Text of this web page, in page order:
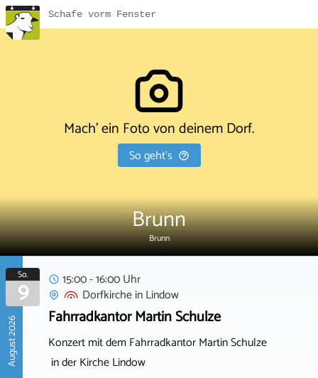
Schafe vorm Fenster
Mach' ein Foto von deinem Dorf.
So geht's
Brunn
Brunn
August 2026
So.
9
15:00 - 16:00 Uhr
DorfkircheinLindow
Fahrradkantor Martin Schulze
Konzert mit dem Fahrradkantor Martin Schulze
in der Kirche Lindow